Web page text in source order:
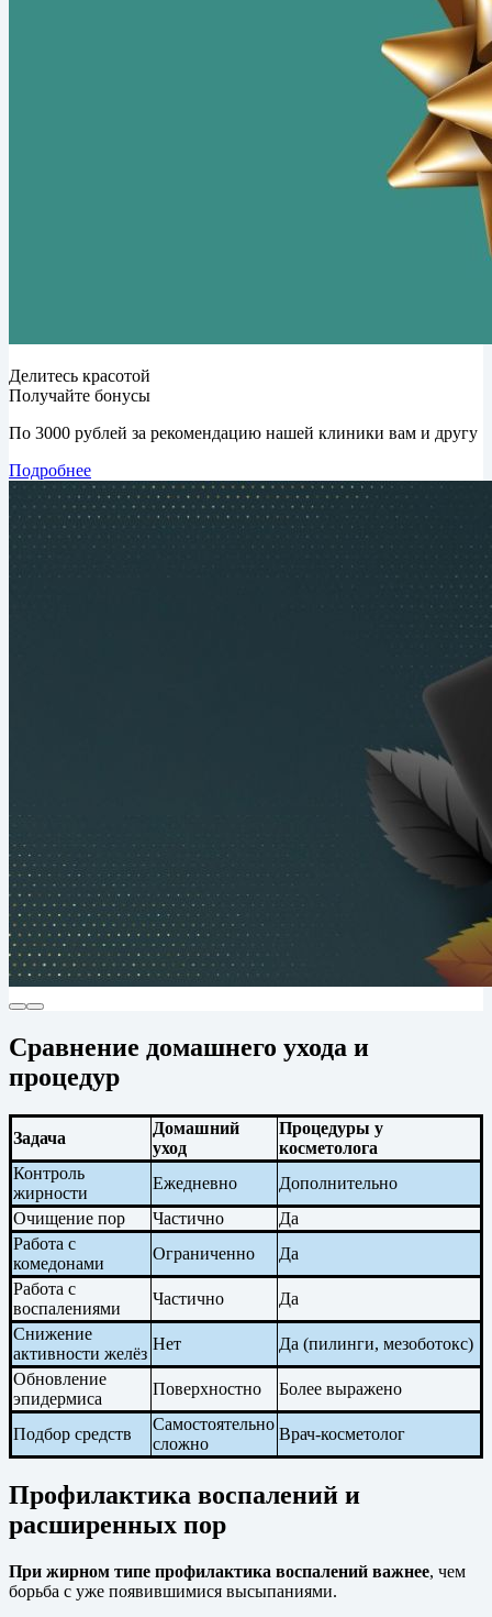
Делитесь красотой
Получайте бонусы
По 3000 рублей за рекомендацию нашей клиники вам и другу
Подробнее
Сравнение домашнего ухода и
процедур
Задача
Домашний
уход
Процедуры у
косметолога
Контроль
жирности
Ежедневно
Дополнительно
Очищение пор
Частично
Да
Работа с
комедонами
Ограниченно
Да
Работа с
воспалениями
Частично
Да
Снижение
активности желёз
Нет
Да (пилинги, мезоботокс)
Обновление
эпидермиса
Поверхностно Более выражено
Подбор средств
Самостоятельно
сложно
Врач-косметолог
Профилактика воспалений и
расширенных пор
При жирном типе профилактика воспалений важнее, чем
борьба с уже появившимися высыпаниями.